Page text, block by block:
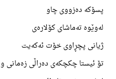
پسۆکە دەزووی چاو
لەوێوە تەماشای کۆلارەی
ژیانی پچڕاوی خۆت ئەکەیت
تۆ ئیستا چکچکەی دەراڵی زەمانی و